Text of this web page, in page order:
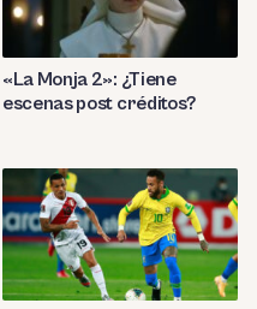
«La Monja 2»: ¿Tiene
escenas post créditos?